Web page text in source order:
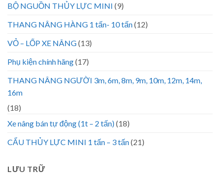
BỘ NGUỒN THỦY LỰC MINI (9)
THANG NÂNG HÀNG 1 tấn- 10 tấn(12)
VỎ – LỐP XE NÂNG(13)
Phụ kiện chính hãng(17)
THANG NÂNG NGƯỜI 3m, 6m, 8m, 9m, 10m, 12m, 14m,
16m
(18)
Xe nâng bán tự động (1t – 2 tấn)(18)
CẨU THỦY LỰC MINI 1 tấn – 3 tấn(21)
LƯU TRỮ